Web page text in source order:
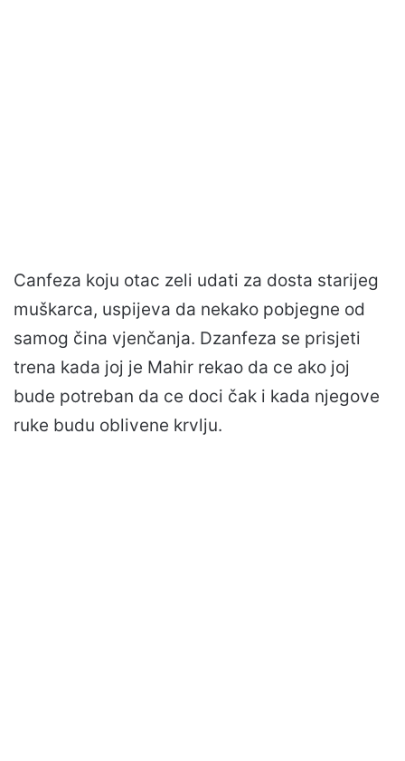
Canfeza koju otac zeli udati za dosta starijeg
muškarca, uspijeva da nekako pobjegne od
samog čina vjenčanja. Dzanfeza se prisjeti
trena kada joj je Mahir rekao da ce ako joj
bude potreban da ce doci čak i kada njegove
ruke budu oblivene krvlju.